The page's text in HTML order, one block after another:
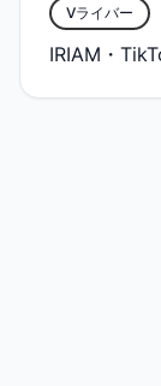
Vライバー
IRIAM・